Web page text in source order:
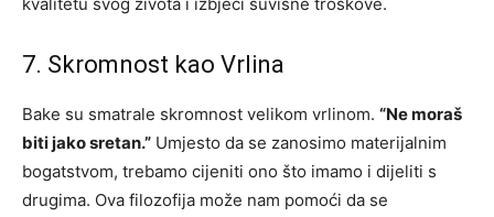
kvalitetu svog života i izbjeći suvišne troškove.
7. Skromnost kao Vrlina
Bake su smatrale skromnost velikom vrlinom. “Ne moraš
biti jako sretan.” Umjesto da se zanosimo materijalnim
bogatstvom, trebamo cijeniti ono što imamo i dijeliti s
drugima. Ova filozofija može nam pomoći da se